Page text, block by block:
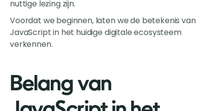
nuttige lezing zijn.
Voordat we beginnen, laten we de betekenis van
JavaScript in het huidige digitale ecosysteem
verkennen.
Belang van